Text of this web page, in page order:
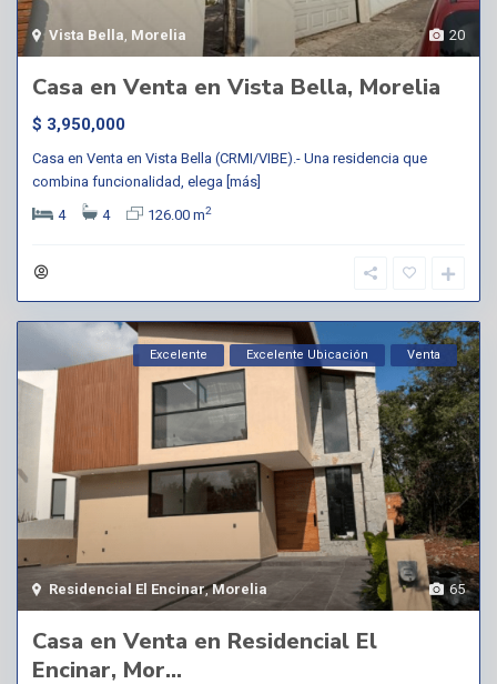
20
Vista Bella Morelia
Casa en Venta en Vista Bella, Morelia
$ 3,950,000
Casa en Venta en Vista Bella (CRMI/VIBE).- Una residencia que
combina funcionalidad, elega [más]
4
4 126.00 m2
65
Residencial El Encinar,Morelia
Excelente Excelente Ubicación Venta
Casa en Venta en Residencial El
Encinar, Mor...